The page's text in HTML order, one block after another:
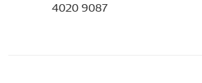
4020 9087